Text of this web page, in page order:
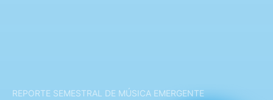
REPORTE SEMESTRAL DE MÚSICA EMERGENTE